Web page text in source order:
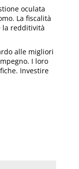
oculata
La fiscalità
la redditività
alle migliori
I loro
Investire